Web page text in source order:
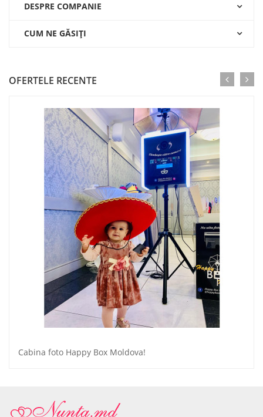
DESPRE COMPANIE
CUM NE GĂSIŢI
OFERTELE RECENTE
Cabina foto Happy Box Moldova!